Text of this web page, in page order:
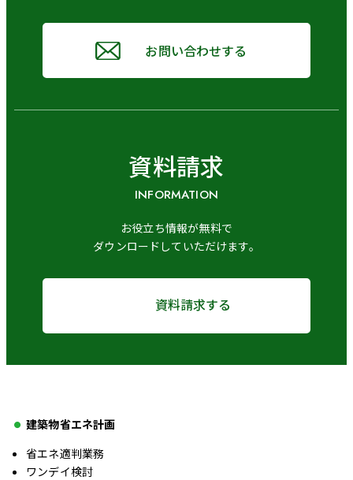
お問い合わせする
資料請求
INFORMATION
お役立ち情報が無料で
ダウンロードしていただけます。
資料請求する
建築物省エネ計画
省エネ適判業務
ワンデイ検討